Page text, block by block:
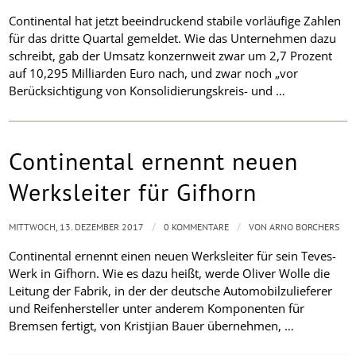
Continental hat jetzt beeindruckend stabile vorläufige Zahlen
für das dritte Quartal gemeldet. Wie das Unternehmen dazu
schreibt, gab der Umsatz konzernweit zwar um 2,7 Prozent
auf 10,295 Milliarden Euro nach, und zwar noch „vor
Berücksichtigung von Konsolidierungskreis- und …
Continental ernennt neuen
Werksleiter für Gifhorn
Continental ernennt einen neuen Werksleiter für sein Teves-
Werk in Gifhorn. Wie es dazu heißt, werde Oliver Wolle die
Leitung der Fabrik, in der der deutsche Automobilzulieferer
und Reifenhersteller unter anderem Komponenten für
Bremsen fertigt, von Kristjian Bauer übernehmen, …
MITTWOCH, 13. DEZEMBER 2017 / 0 KOMMENTARE / VONARNO BORCHERS